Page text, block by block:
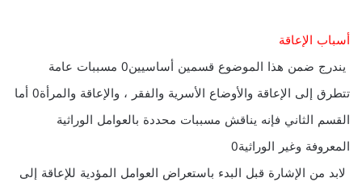
أسباب الإعاقة
يندرج ضمن هذا الموضوع قسمين أساسيين0 مسببات عامة
تتطرق إلى الإعاقة والأوضاع الأسرية والفقر ، والإعاقة والمرأة0 أما
القسم الثاني فإنه يناقش مسببات محددة بالعوامل الوراثية
المعروفة وغير الوراثية0
لابد من الإشارة قبل البدء باستعراض العوامل المؤدية للإعاقة إلى